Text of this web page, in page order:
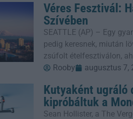
Véres Fesztivál:
Szívében
SEATTLE (AP) – Egy
pedig keresnek, miután
zsúfolt ételfesztiválon,
Rooby
augusztus 7,
Kutyaként ugráló
kipróbáltuk a
Sean Hollister, a The